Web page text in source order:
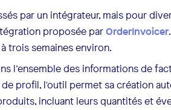
par un intégrateur, mais pour
proposée parOrderInvoicer
trois semaines environ.
l’ensemble des informations de
de profil, l'outil permet sa création
incluant leurs quantités et